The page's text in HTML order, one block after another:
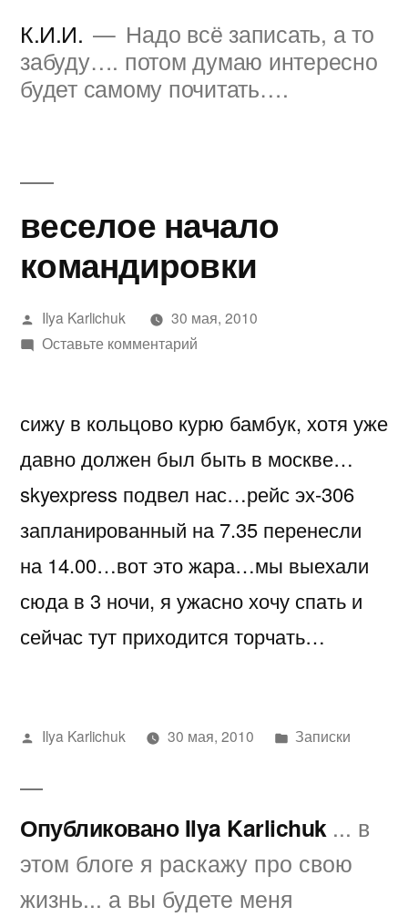
содержимому
К.И.И.
Надо всё записать, а то
забуду…. потом думаю интересно
будет самому почитать….
веселое начало
командировки
Написано
автором
Ilya Karlichuk
30 мая, 2010
Оставьте комментарийк
командировки
сижу в кольцово курю бамбук, хотя уже
давно должен был быть в москве…
skyexpress подвел нас…рейс эх-306
запланированный на 7.35 перенесли
на 14.00…вот это жара…мы выехали
сюда в 3 ночи, я ужасно хочу спать и
сейчас тут приходится торчать…
Написано
Ilya Karlichuk 30 мая, 2010
Написано
Записки
Опубликовано Ilya Karlichuk ... в
этом блоге я раскажу про свою
жизнь... а вы будете меня